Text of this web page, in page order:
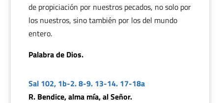
de propiciación por nuestros pecados, no solo por
los nuestros, sino también por los del mundo
entero.
Palabra de Dios.
Sal 102, 1b-2. 8-9. 13-14. 17-18a
R. Bendice, alma mía, al Señor.